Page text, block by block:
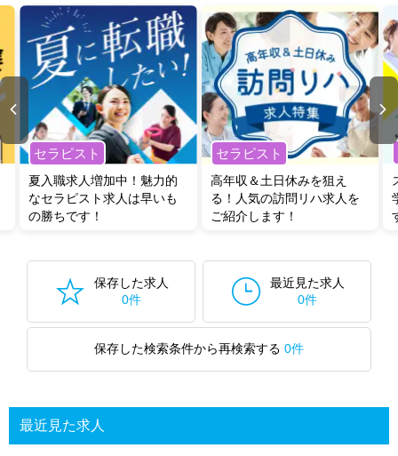
セラピスト
夏入職求人増加中！魅力的
なセラピスト求人は早いも
の勝ちです！
セラピスト
高年収＆土日休みを狙え
る！人気の訪問リハ求人を
ご紹介します！
保存した求人
0件
最近見た求人
0件
保存した検索条件から再検索する 0件
最近見た求人